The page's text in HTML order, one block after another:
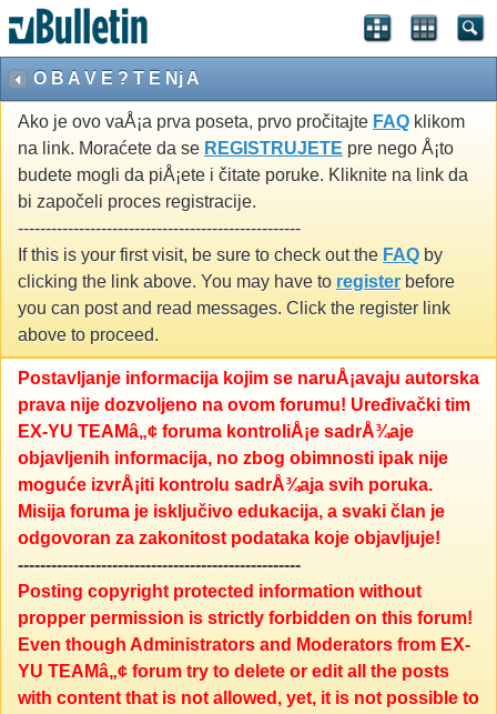
O B A V E ? T E Nj A
Ako je ovo vaÅ¡a prva poseta, prvo pročitajte FAQ klikom
na link. Moraćete da se REGISTRUJETE pre nego Å¡to
budete mogli da piÅ¡ete i čitate poruke. Kliknite na link da
bi započeli proces registracije.
---------------------------------------------------
If this is your first visit, be sure to check out the FAQ by
clicking the link above. You may have to register before
you can post and read messages. Click the register link
above to proceed.
Postavljanje informacija kojim se naruÅ¡avaju autorska
prava nije dozvoljeno na ovom forumu! Uređivački tim
EX-YU TEAMâ„¢ foruma kontroliÅ¡e sadrÅ¾aje
objavljenih informacija, no zbog obimnosti ipak nije
moguće izvrÅ¡iti kontrolu sadrÅ¾aja svih poruka.
Misija foruma je isključivo edukacija, a svaki član je
odgovoran za zakonitost podataka koje objavljuje!
---------------------------------------------------
Posting copyright protected information without
propper permission is strictly forbidden on this forum!
Even though Administrators and Moderators from EX-
YU TEAMâ„¢ forum try to delete or edit all the posts
with content that is not allowed, yet, it is not possible to